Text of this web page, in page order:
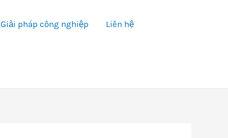
Giải pháp công nghiệp Liên hệ